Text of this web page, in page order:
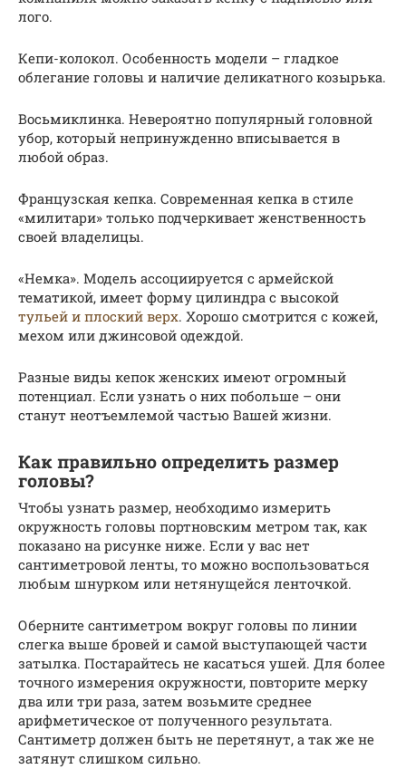
лого.
Кепи-колокол. Особенность модели – гладкое
облегание головы и наличие деликатного козырька.
Восьмиклинка. Невероятно популярный головной
убор, который непринужденно вписывается в
любой образ.
Французская кепка. Современная кепка в стиле
«милитари» только подчеркивает женственность
своей владелицы.
«Немка». Модель ассоциируется с армейской
тематикой, имеет форму цилиндра с высокой
тульей и плоский верх. Хорошо смотрится с кожей,
мехом или джинсовой одеждой.
Разные виды кепок женских имеют огромный
потенциал. Если узнать о них побольше – они
станут неотъемлемой частью Вашей жизни.
Как правильно определить размер
головы?
Чтобы узнать размер, необходимо измерить
окружность головы портновским метром так, как
показано на рисунке ниже. Если у вас нет
сантиметровой ленты, то можно воспользоваться
любым шнурком или нетянущейся ленточкой.
Оберните сантиметром вокруг головы по линии
слегка выше бровей и самой выступающей части
затылка. Постарайтесь не касаться ушей. Для более
точного измерения окружности, повторите мерку
два или три раза, затем возьмите среднее
арифметическое от полученного результата.
Сантиметр должен быть не перетянут, а так же не
затянут слишком сильно.